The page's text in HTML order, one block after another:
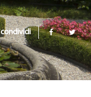
condividi